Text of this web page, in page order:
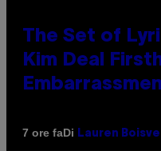
The Set of
Kim Deal
7 ore faDi Lauren